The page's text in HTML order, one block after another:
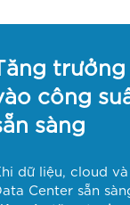
thuê riêng Quốc tế
Telecom Cloud
Direct Connect
Interconnect
Cloud
Tăng
công
sàng
dữ liệu, cloud
Center sẵn